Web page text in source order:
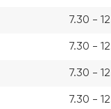
7.30 -
7.30 -
7.30 -
7.30 -